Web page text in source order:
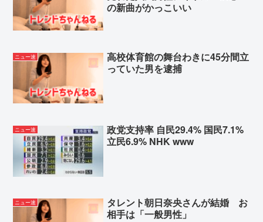
の新曲がかっこいい
ニュー速
高校体育館の舞台わきに45分間立
っていた男を逮捕
ニュー速
政党支持率 自民29.4% 国民7.1%
立民6.9% NHK www
ニュー速
タレント朝日奈央さんが結婚 お
相手は「一般男性」